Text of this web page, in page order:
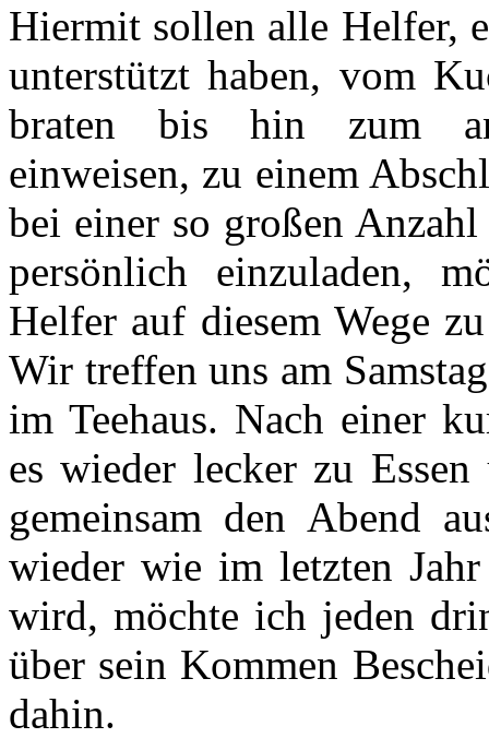
Hiermit sollen alle Helfer,
unterstützt haben, vom
braten bis hin zum
einweisen, zu einem
bei einer so großen
persönlich einzuladen,
Helfer auf diesem Wege
Wir treffen uns am
im Teehaus. Nach einer
es wieder lecker zu
gemeinsam den Abend
wieder wie im letzten
wird, möchte ich jeden
über sein Kommen
dahin.